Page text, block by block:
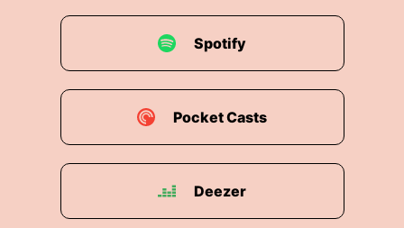
Spotify
Pocket Casts
Deezer